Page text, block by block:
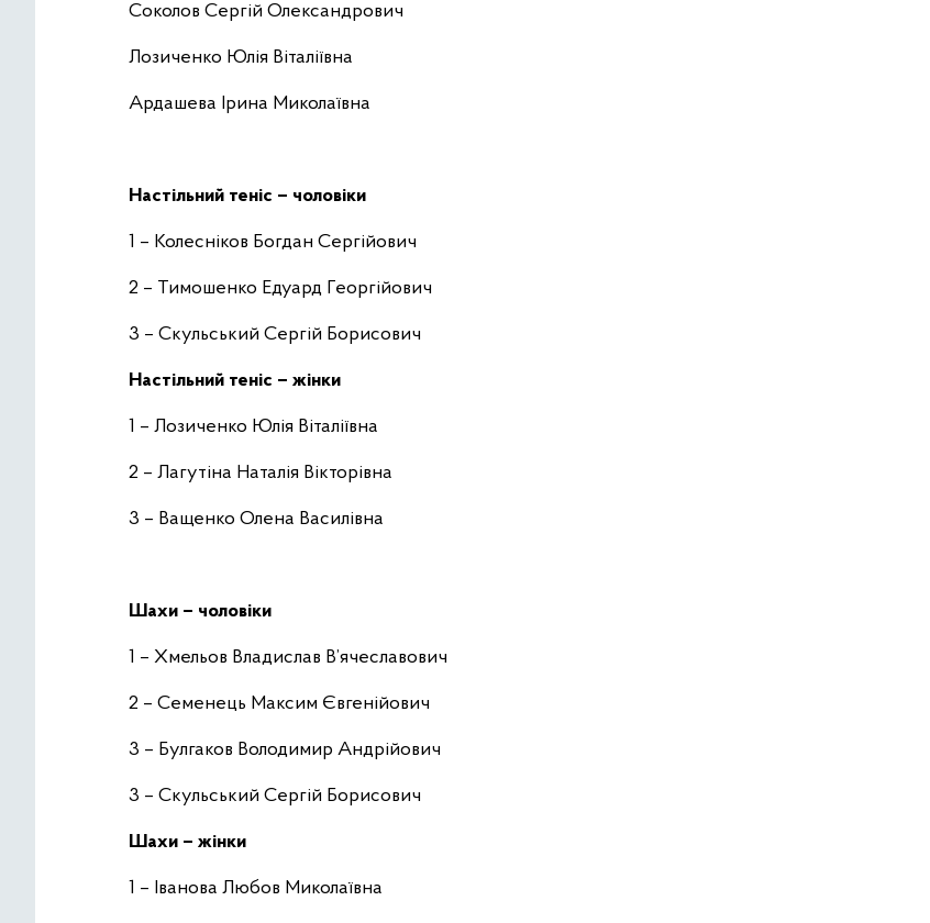
Соколов Сергій Олександрович
Лозиченко Юлія Віталіївна
Ардашева Ірина Миколаївна
Настільний теніс – чоловіки
1 – Колесніков Богдан Сергійович
2 – Тимошенко Едуард Георгійович
3 – Скульський Сергій Борисович
Настільний теніс – жінки
1 – Лозиченко Юлія Віталіївна
2 – Лагутіна Наталія Вікторівна
3 – Ващенко Олена Василівна
Шахи – чоловіки
1 – Хмельов Владислав В’ячеславович
2 – Семенець Максим Євгенійович
3 – Булгаков Володимир Андрійович
3 – Скульський Сергій Борисович
Шахи – жінки
1 – Іванова Любов Миколаївна